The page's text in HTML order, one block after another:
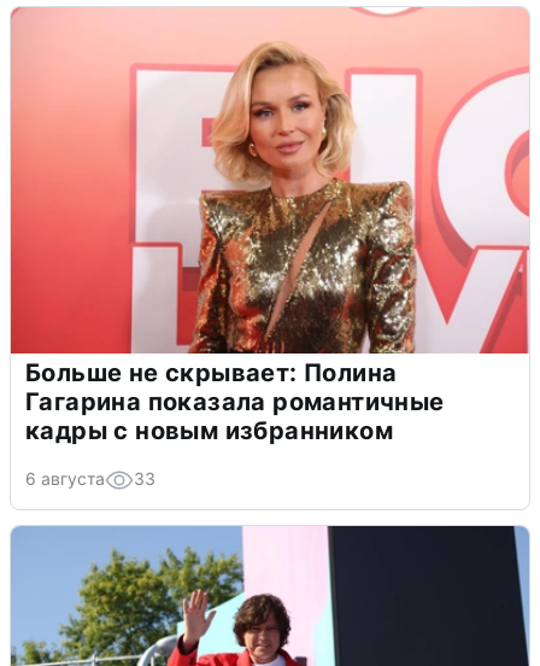
Больше не скрывает: Полина
Гагарина показала романтичные
кадры с новым избранником
6 августа 33